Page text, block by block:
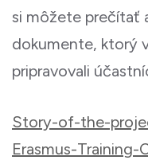
si môžete prečítať
dokumente, ktorý
pripravovali
Story-of-the-
Erasmus-Training-